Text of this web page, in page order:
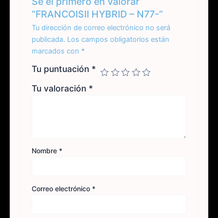
“FRANCOISII HYBRID – N77-”
Tu dirección de correo electrónico no será
publicada. Los campos obligatorios están
marcados con *
Tu puntuación *
Tu valoración *
Nombre *
Correo electrónico *